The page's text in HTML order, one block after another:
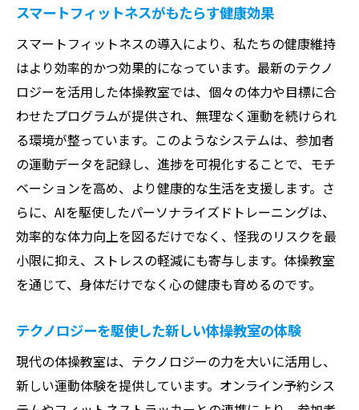
予約システムの導入で得られるメリット
スマートフィットネスライフのための基礎
知識
柔軟性とバランス感覚を育む体操教室の魅力と
は？
柔軟性向上のための特別プログラム
バランス感覚を高めるためのトレーニング
方法
体操教室で体感する成長の喜び
柔軟性とバランス感覚の改善事例
健康維持に役立つ体操教室の取り組み
体操教室の魅力を最大限に活用！簡単予約で時
間を有効に使おう
時間を有効活用するための予約テクニック
スマートフィットネスがもたらす健康効果
スマートフィットネスの導入により、私たちの健康維持
はより効率的かつ効果的になっています。最新のテクノ
ロジーを活用した体操教室では、個々の体力や目標に合
わせたプログラムが提供され、無理なく運動を続けられ
る環境が整っています。このようなシステムは、参加者
の運動データを記録し、進捗を可視化することで、モチ
ベーションを高め、より健康的な生活を支援します。さ
らに、AIを駆使したパーソナライズドトレーニングは、
効率的な体力向上を図るだけでなく、怪我のリスクを最
小限に抑え、ストレスの軽減にも寄与します。体操教室
を通じて、身体だけでなく心の健康も育めるのです。
テクノロジーを駆使した新しい体操教室の体験
現代の体操教室は、テクノロジーの力を大いに活用し、
新しい運動体験を提供しています。オンライン予約シス